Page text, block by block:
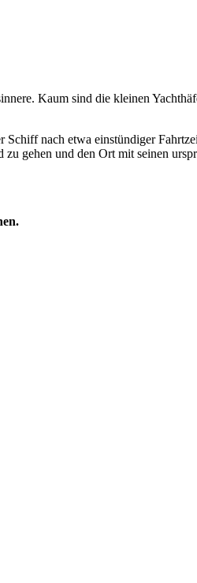
Kaum sind die kleinen
nach etwa einstündiger
gehen und den Ort mit seinen